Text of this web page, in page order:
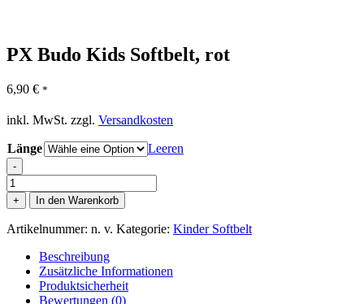
PX Budo Kids Softbelt, rot
6,90 € *
inkl. MwSt. zzgl. Versandkosten
Länge Leeren
-
PX
Budo
Kids
Softbelt,
Menge
+ In den Warenkorb
Artikelnummer: n. v. Kategorie: Kinder Softbelt
Beschreibung
Zusätzliche Informationen
Produktsicherheit
Bewertungen (0)